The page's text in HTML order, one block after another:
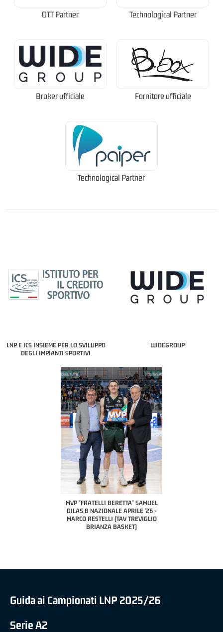
OTT Partner Technological Partner
Broker ufficiale Fornitore ufficiale
Technological Partner
LNP E ICS INSIEME PER LO SVILUPPO
DEGLI IMPIANTI SPORTIVI
WIDEGROUP
MVP "FRATELLI BERETTA" SAMUEL
DILAS B NAZIONALE APRILE '26 -
MARCO RESTELLI (TAV TREVIGLIO
BRIANZA BASKET)
Guida ai Campionati LNP 2025/26
Serie A2